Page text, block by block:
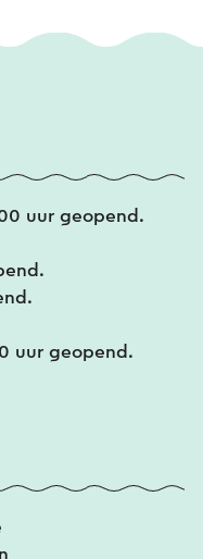
uur geopend.
uur geopend.